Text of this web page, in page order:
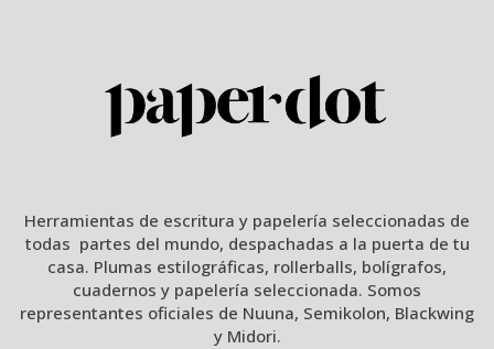
Herramientas de escritura y papelería seleccionadas de
todas partes del mundo, despachadas a la puerta de tu
casa. Plumas estilográficas, rollerballs, bolígrafos,
cuadernos y papelería seleccionada. Somos
representantes oficiales de Nuuna, Semikolon, Blackwing
y Midori.